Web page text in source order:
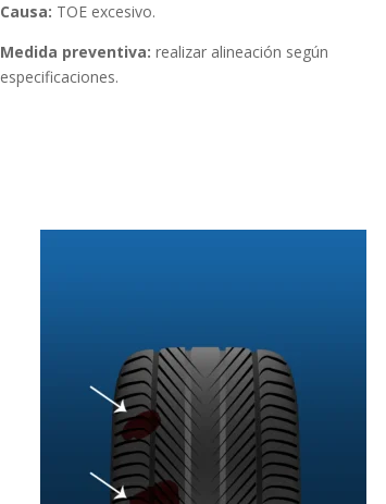
Causa: TOE excesivo.
Medida preventiva: realizar alineación según
especificaciones.